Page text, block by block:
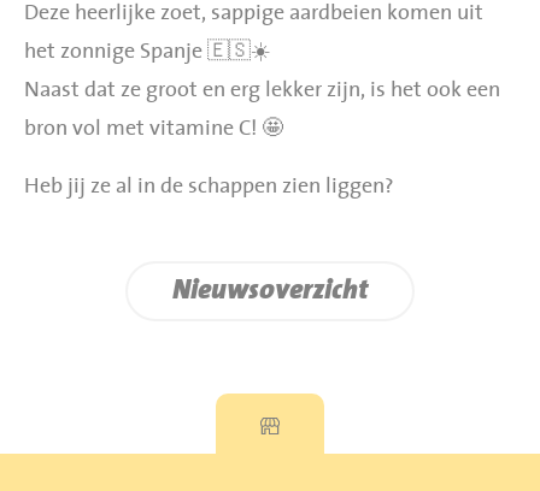
Deze heerlijke zoet, sappige aardbeien komen uit
het zonnige Spanje 🇪🇸☀️
Naast dat ze groot en erg lekker zijn, is het ook een
bron vol met vitamine C! 🤩
Heb jij ze al in de schappen zien liggen?
Nieuwsoverzicht